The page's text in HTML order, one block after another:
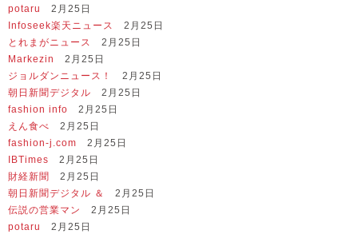
potaru
2月25日
Infoseek楽天ニュース
2月25日
とれまがニュース
2月25日
Markezin
2月25日
ジョルダンニュース！
2月25日
朝日新聞デジタル 2月25日
fashion info 2月25日
えん食べ 2月25日
fashion-j.com 2月25日
IBTimes 2月25日
財経新聞
2月25日
朝日新聞デジタル ＆
2月25日
伝説の営業マン
2月25日
potaru
2月25日